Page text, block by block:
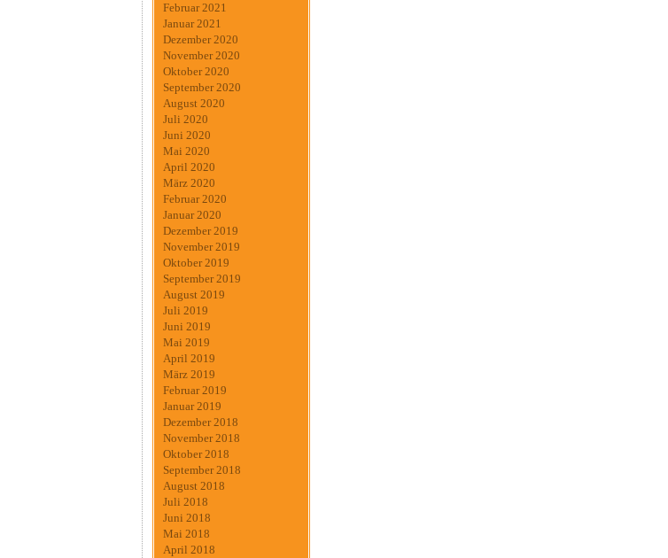
Februar 2021
Januar 2021
Dezember 2020
November 2020
Oktober 2020
September 2020
August 2020
Juli 2020
Juni 2020
Mai 2020
April 2020
März 2020
Februar 2020
Januar 2020
Dezember 2019
November 2019
Oktober 2019
September 2019
August 2019
Juli 2019
Juni 2019
Mai 2019
April 2019
März 2019
Februar 2019
Januar 2019
Dezember 2018
November 2018
Oktober 2018
September 2018
August 2018
Juli 2018
Juni 2018
Mai 2018
April 2018